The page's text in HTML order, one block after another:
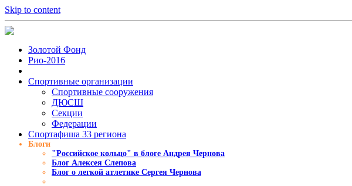
Skip to content
Золотой Фонд
Рио-2016
Спортивные организации
Cпортивные сооружения
ДЮСШ
Секции
Федерации
Спортафиша 33 региона
Блоги
"Российское кольцо" в блоге Андрея Чернова
Блог Алексея Слепова
Блог о легкой атлетике Сергея Чернова